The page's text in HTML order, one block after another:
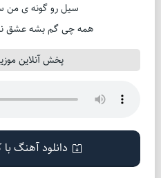
سیل رو گونه ی من
همه چی گم بشه عشق
پخش آنلاین
دانلود آهنگ با